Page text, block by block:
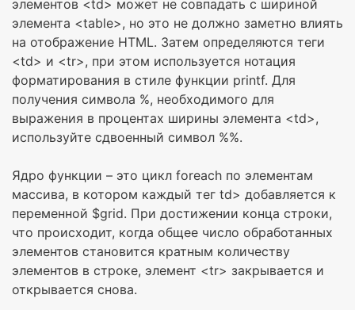
элементов <td> может не совпадать с шириной
элемента <table>, но это не должно заметно влиять
на отображение HTML. Затем определяются теги
<td> и <tr>, при этом используется нотация
форматирования в стиле функции printf. Для
получения символа %, необходимого для
выражения в процентах ширины элемента <td>,
используйте сдвоенный символ %%.
Ядро функции – это цикл foreach по элементам
массива, в котором каждый тег td> добавляется к
переменной $grid. При достижении конца строки,
что происходит, когда общее число обработанных
элементов становится кратным количеству
элементов в строке, элемент <tr> закрывается и
открывается снова.